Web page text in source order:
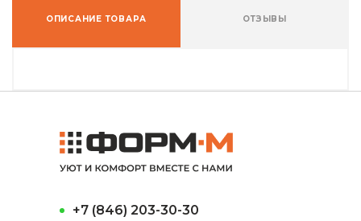
ОПИСАНИЕ ТОВАРА ОТЗЫВЫ
+7 (846) 203-30-30